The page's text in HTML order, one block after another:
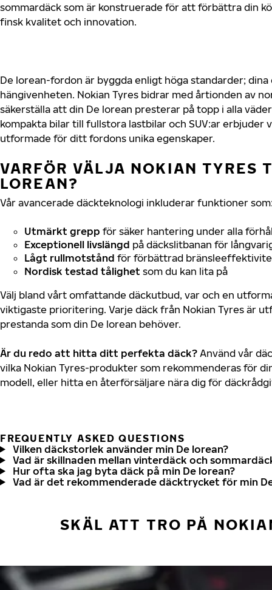
sommardäck som är konstruerade för att förbättra din
finsk kvalitet och innovation.
De lorean-fordon är byggda enligt höga standarder;
hängivenheten. Nokian Tyres bidrar med årtionden av
säkerställa att din De lorean presterar på topp i alla
kompakta bilar till fullstora lastbilar och SUV:ar erbjuder
utformade för ditt fordons unika egenskaper.
VARFÖR VÄLJA NOKIAN TYRES
LOREAN?
Vår avancerade däckteknologi inkluderar funktioner
Utmärkt grepp för säker hantering under alla
Exceptionell livslängd på däckslitbanan för
Lågt rullmotstånd för förbättrad
Nordisk testad tålighet som du kan lita på
Välj bland vårt omfattande däckutbud, var och en
viktigaste prioritering. Varje däck från Nokian Tyres är
prestanda som din De lorean behöver.
Är du redo att hitta ditt perfekta däck? Använd vår
vilka Nokian Tyres-produkter som rekommenderas för
modell, eller hitta en återförsäljare nära dig för
FREQUENTLY ASKED QUESTIONS
Vilken däckstorlek använder min De lorean?
Vad är skillnaden mellan vinterdäck och
Hur ofta ska jag byta däck på min De lorean?
Vad är det rekommenderade däcktrycket för min
SKÄL ATT TRO PÅ